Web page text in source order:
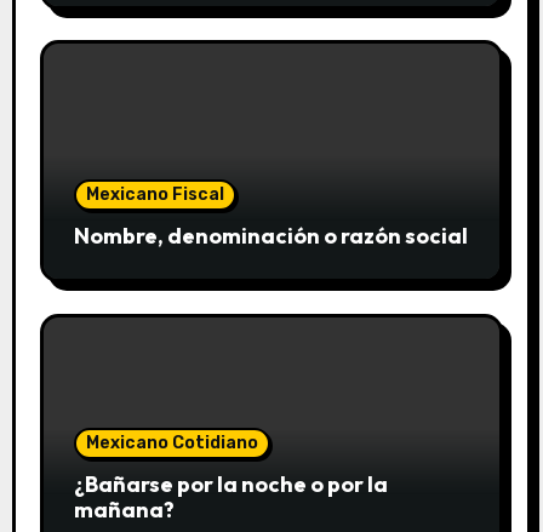
Mexicano Fiscal
Nombre, denominación o razón social
Mexicano Cotidiano
¿Bañarse por la noche o por la
mañana?